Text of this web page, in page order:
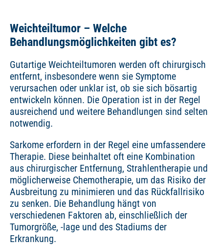
Weichteiltumor – Welche
Behandlungsmöglichkeiten gibt es?
Gutartige Weichteiltumoren werden oft chirurgisch
entfernt, insbesondere wenn sie Symptome
verursachen oder unklar ist, ob sie sich bösartig
entwickeln können. Die Operation ist in der Regel
ausreichend und weitere Behandlungen sind selten
notwendig.
Sarkome erfordern in der Regel eine umfassendere
Therapie. Diese beinhaltet oft eine Kombination
aus chirurgischer Entfernung, Strahlentherapie und
möglicherweise Chemotherapie, um das Risiko der
Ausbreitung zu minimieren und das Rückfallrisiko
zu senken. Die Behandlung hängt von
verschiedenen Faktoren ab, einschließlich der
Tumorgröße, -lage und des Stadiums der
Erkrankung.